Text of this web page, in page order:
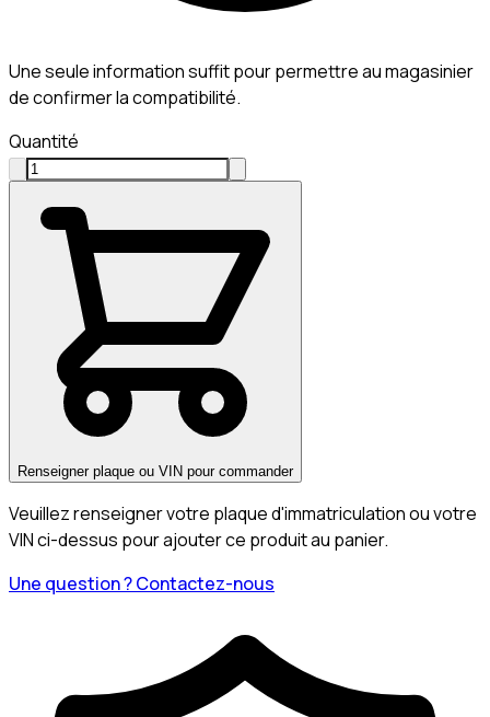
Une seule information suffit pour permettre au magasinier
de confirmer la compatibilité.
Quantité
Renseigner plaque ou VIN pour commander
Veuillez renseigner votre plaque d'immatriculation ou votre
VIN ci-dessus pour ajouter ce produit au panier.
Une question ? Contactez-nous